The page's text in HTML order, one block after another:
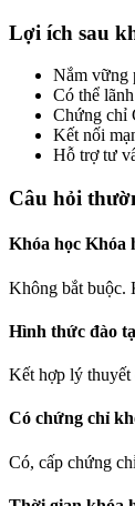
Lợi ích sau
Nắm vững
Có thể
Chứng chỉ
Kết nối
Hỗ trợ tư
Câu hỏi
Khóa học Khóa
Không bắt buộc.
Hình thức đào
Kết hợp lý thuyết
Có chứng chỉ
Có, cấp chứng